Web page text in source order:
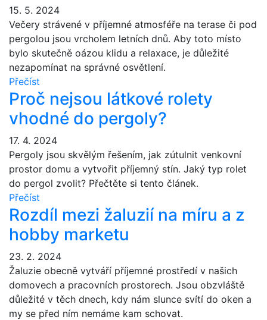
15. 5. 2024
Večery strávené v příjemné atmosféře na terase či pod
pergolou jsou vrcholem letních dnů. Aby toto místo
bylo skutečně oázou klidu a relaxace, je důležité
nezapomínat na správné osvětlení.
Přečíst
Proč nejsou látkové rolety
vhodné do pergoly?
17. 4. 2024
Pergoly jsou skvělým řešením, jak zútulnit venkovní
prostor domu a vytvořit příjemný stín. Jaký typ rolet
do pergol zvolit? Přečtěte si tento článek.
Přečíst
Rozdíl mezi žaluzií na míru a z
hobby marketu
23. 2. 2024
Žaluzie obecně vytváří příjemné prostředí v našich
domovech a pracovních prostorech. Jsou obzvláště
důležité v těch dnech, kdy nám slunce svítí do oken a
my se před ním nemáme kam schovat.